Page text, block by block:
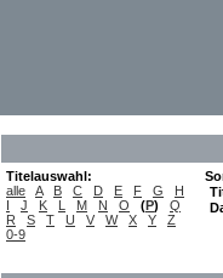
Titelauswahl:
alle
A B C D E F G
H
I
J K L M N O (P)
Q
R
S T U V W X Y
Z
0-9